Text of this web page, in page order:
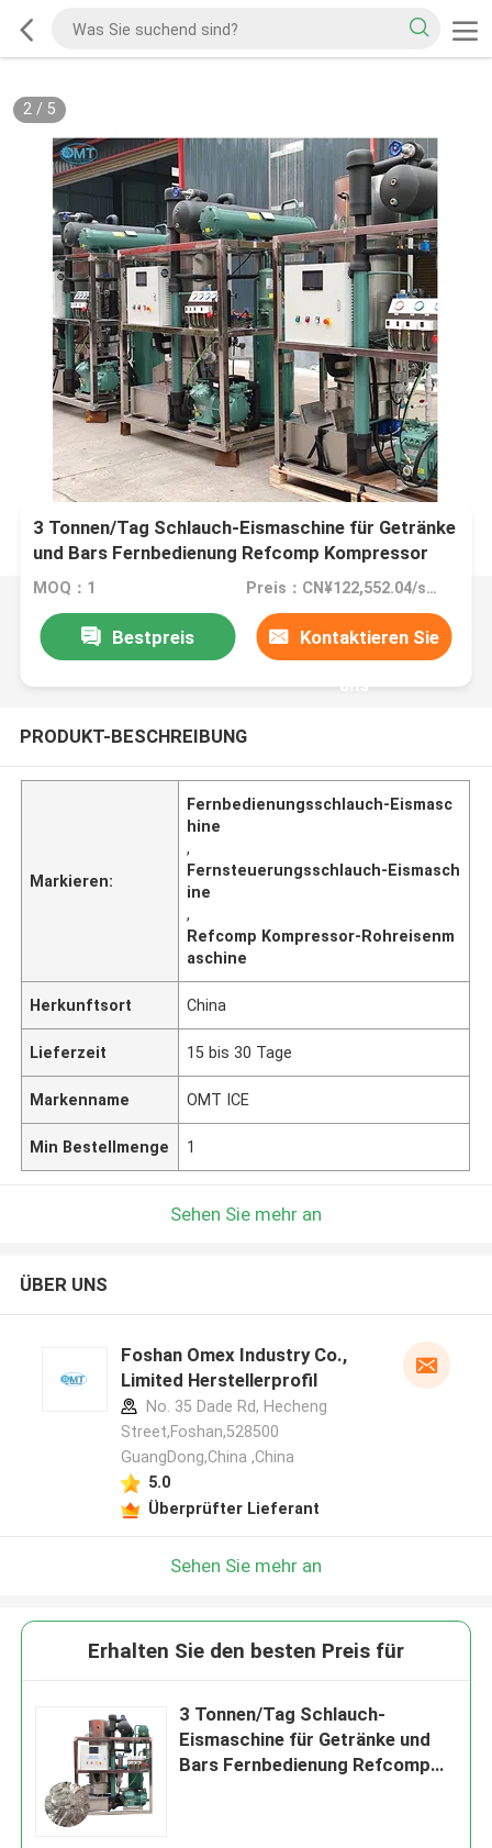
2/ 5
3 Tonnen/Tag Schlauch-Eismaschine für Getränke
und Bars Fernbedienung Refcomp Kompressor
MOQ：1 Preis：CN¥122,552.04/sets 1-2 sets
Bestpreis Kontaktieren Sie
uns
PRODUKT-BESCHREIBUNG
Markieren:
Fernbedienungsschlauch-Eismasc
hine
,
Fernsteuerungsschlauch-Eismasch
ine
,
Refcomp Kompressor-Rohreisenm
aschine
Herkunftsort China
Lieferzeit 15 bis 30 Tage
Markenname OMT ICE
Min Bestellmenge 1
Sehen Sie mehr an
ÜBER UNS
Foshan Omex Industry Co.,
Limited Herstellerprofil
No. 35 Dade Rd, Hecheng
Street,Foshan,528500
GuangDong,China ,China
5.0
Überprüfter Lieferant
Sehen Sie mehr an
Erhalten Sie den besten Preis für
3 Tonnen/Tag Schlauch-
Eismaschine für Getränke und
Bars Fernbedienung Refcomp